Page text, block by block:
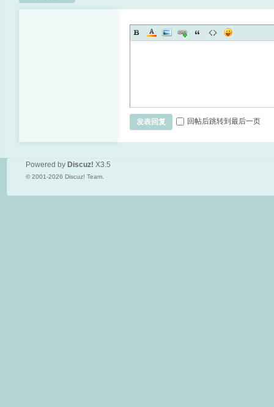
发表回复 回帖后跳转到最后一页
Powered by Discuz! X3.5
© 2001-2026 Discuz! Team